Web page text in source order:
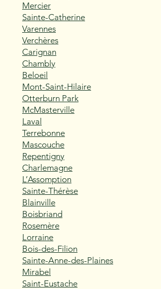
Mercier
Sainte-Catherine
Varennes
Verchères
Carignan
Chambly
Beloeil
Mont-Saint-Hilaire
Otterburn Park
McMasterville
Laval
Terrebonne
Mascouche
Repentigny
Charlemagne
L’Assomption
Sainte-Thérèse
Blainville
Boisbriand
Rosemère
Lorraine
Bois-des-Filion
Sainte-Anne-des-Plaines
Mirabel
Saint-Eustache